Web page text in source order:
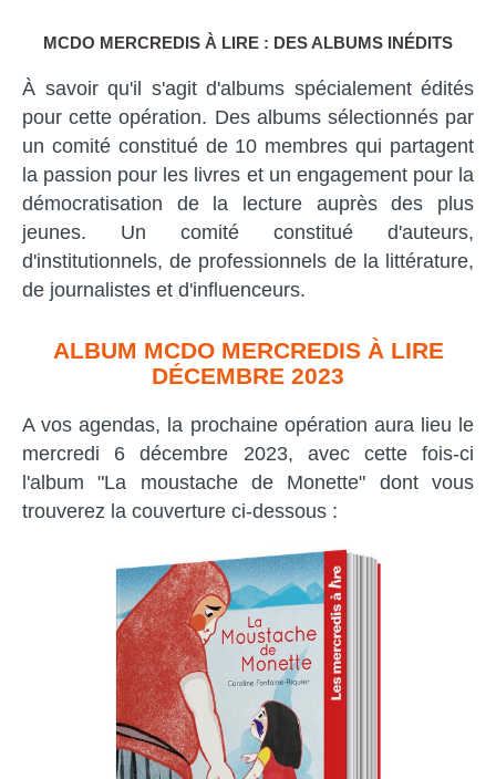
MCDO MERCREDIS À LIRE : DES ALBUMS INÉDITS
À savoir qu'il s'agit d'albums spécialement édités
pour cette opération. Des albums sélectionnés par
un comité constitué de 10 membres qui partagent
la passion pour les livres et un engagement pour la
démocratisation de la lecture auprès des plus
jeunes. Un comité constitué d'auteurs,
d'institutionnels, de professionnels de la littérature,
de journalistes et d'influenceurs.
ALBUM MCDO MERCREDIS À LIRE
DÉCEMBRE 2023
A vos agendas, la prochaine opération aura lieu le
mercredi 6 décembre 2023, avec cette fois-ci
l'album "La moustache de Monette" dont vous
trouverez la couverture ci-dessous :